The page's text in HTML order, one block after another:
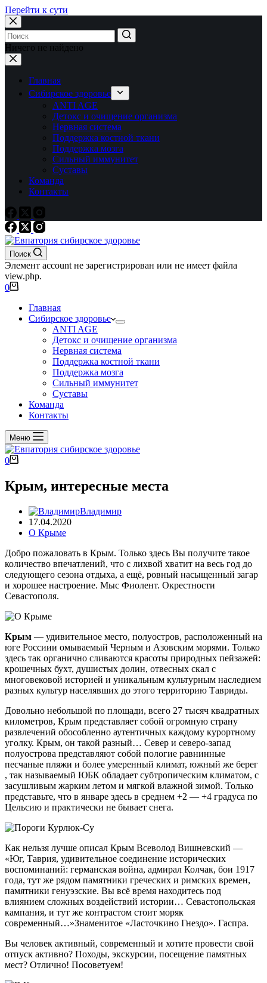
Перейти к сути
Ничего не найдено
Главная
Сибирское здоровье
ANTI AGE
Детокс и очищение организма
Нервная система
Поддержка костной ткани
Поддержка мозга
Сильный иммунитет
Суставы
Команда
Контакты
Поиск
Элемент account не зарегистрирован или не имеет файла
view.php.
0
Главная
Сибирское здоровье
ANTI AGE
Детокс и очищение организма
Нервная система
Поддержка костной ткани
Поддержка мозга
Сильный иммунитет
Суставы
Команда
Контакты
Меню
0
Крым, интересные места
Владимир
17.04.2020
О Крыме
Добро пожаловать в Крым. Только здесь Вы получите такое
количество впечатлений, что с лихвой хватит на весь год до
следующего сезона отдыха, а ещё, ровный насыщенный загар
и хорошее настроение. Мыс Фиолент. Окрестности
Севастополя.
Крым — удивительное место, полуостров, расположенный на
юге Россиии омываемый Черным и Азовским морями. Только
здесь так органично сливаются красоты природных пейзажей:
крошечных бухт, душистых долин, отвесных скал с
многовековой историей и уникальным культурным наследием
разных культур населявших до этого территорию Тавриды.
Довольно небольшой по площади, всего 27 тысяч квадратных
километров, Крым представляет собой огромную страну
развлечений обособленно аутентичных каждому курортному
уголку. Крым, он такой разный… Север и северо-запад
полуострова представляют собой пологие равнинные
песчаные пляжи и более умеренный климат, южный же берег
, так называемый ЮБК обладает субтропическим климатом, с
засушливым жарким летом и мягкой влажной зимой. Только
представьте, что в январе здесь в среднем +2 — +4 градуса по
Цельсию и практически не бывает снега.
Как нельзя лучше описал Крым Всеволод Вишневский —
«Юг, Таврия, удивительное соединение исторических
воспоминаний: германская война, адмирал Колчак, бои 1917
года, тут же рядом памятники греческих и римских времен,
памятники генуэзские. Вы всё время находитесь под
влиянием сложных воздействий истории… Севастопольская
кампания, и тут же контрастом стоит моряк
современный…»Знаменитое «Ласточкино Гнездо». Гаспра.
Вы человек активный, современный и хотите провести свой
отпуск активно? Походы, экскурсии, посещение памятных
мест? Отлично! Посоветуем!